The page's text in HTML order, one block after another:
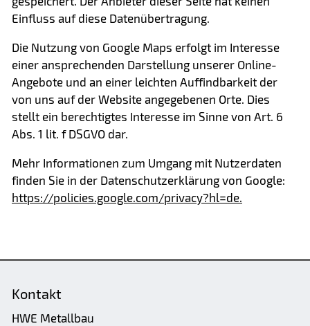
Einfluss auf diese Datenübertragung.
Die Nutzung von Google Maps erfolgt im Interesse
einer ansprechenden Darstellung unserer Online-
Angebote und an einer leichten Auffindbarkeit der
von uns auf der Website angegebenen Orte. Dies
stellt ein berechtigtes Interesse im Sinne von Art. 6
Abs. 1 lit. f DSGVO dar.
Mehr Informationen zum Umgang mit Nutzerdaten
finden Sie in der Datenschutzerklärung von Google:
https://policies.google.com/privacy?hl=de.
Kontakt
HWE Metallbau